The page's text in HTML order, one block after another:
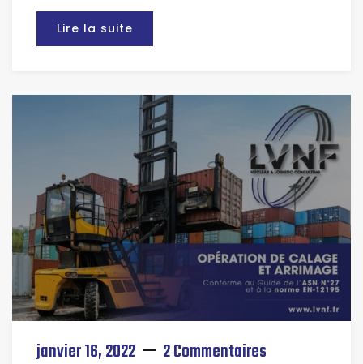
Lire la suite
janvier 16, 2022 2 Commentaires